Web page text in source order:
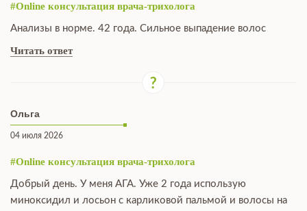
#Online консультация врача-трихолога
Анализы в норме. 42 года. Сильное выпадение волос
Читать ответ
Ольга
04 июля 2026
#Online консультация врача-трихолога
Добрый день. У меня АГА. Уже 2 года использую
миноксидил и лосьон с карликовой пальмой и волосы на